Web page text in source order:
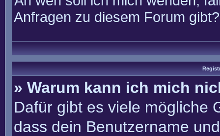
Anfragen zu diesem Forum gibt?
» Warum kann ich mich
Dafür gibt es viele mögliche
dass dein Benutzername